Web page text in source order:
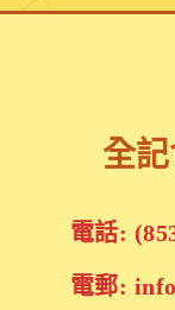
全
電話:
電郵: